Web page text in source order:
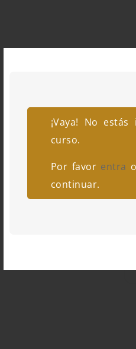
¡Vaya! No
curso.
Por favor entra o
continuar.